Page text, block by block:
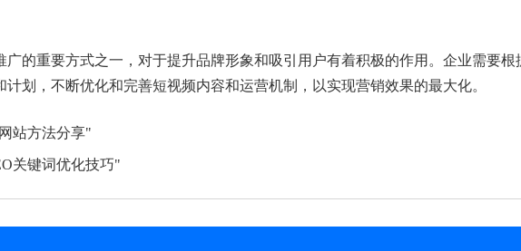
的重要方式之一，对于提升品牌形象和吸引用户有着积极的作用。企业需要根
划，不断优化和完善短视频内容和运营机制，以实现营销效果的最大化。
站方法分享"
关键词优化技巧"